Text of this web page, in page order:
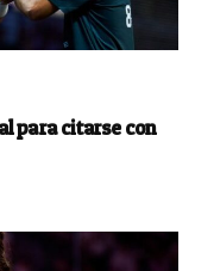
para citarse con